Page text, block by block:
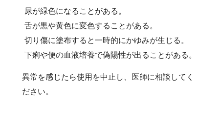
尿が緑色になることがある。
舌が黒や黄色に変色することがある。
切り傷に塗布すると一時的にかゆみが生じる。
下痢や便の血液培養で偽陽性が出ることがある。
異常を感じたら使用を中止し、医師に相談してく
ださい。